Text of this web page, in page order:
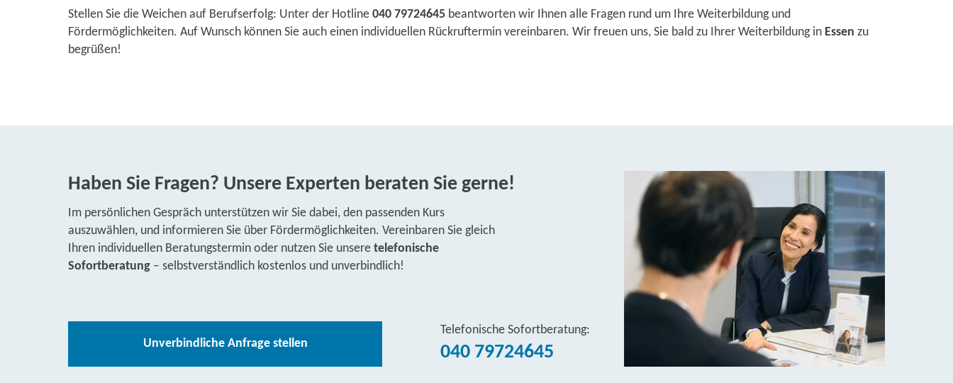
Stellen Sie die Weichen auf Berufserfolg: Unter der Hotline 040 79724645 beantworten wir Ihnen alle Fragen rund um Ihre Weiterbildung und
Fördermöglichkeiten. Auf Wunsch können Sie auch einen individuellen Rückruftermin vereinbaren. Wir freuen uns, Sie bald zu Ihrer Weiterbildung in Essen zu
begrüßen!
Haben Sie Fragen? Unsere Experten beraten Sie gerne!
Im persönlichen Gespräch unterstützen wir Sie dabei, den passenden Kurs
auszuwählen, und informieren Sie über Fördermöglichkeiten. Vereinbaren Sie gleich
Ihren individuellen Beratungstermin oder nutzen Sie unsere telefonische
Sofortberatung – selbstverständlich kostenlos und unverbindlich!
Unverbindliche Anfrage stellen
Telefonische Sofortberatung:
040 79724645